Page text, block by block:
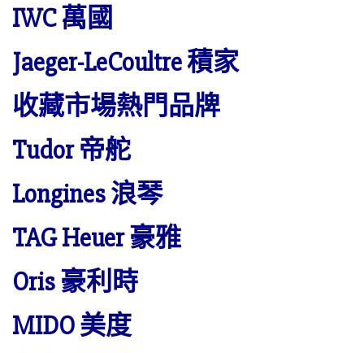
IWC 萬國
Jaeger-LeCoultre 積家
收藏市場熱門品牌
Tudor 帝舵
Longines 浪琴
TAG Heuer 豪雅
Oris 豪利時
MIDO 美度